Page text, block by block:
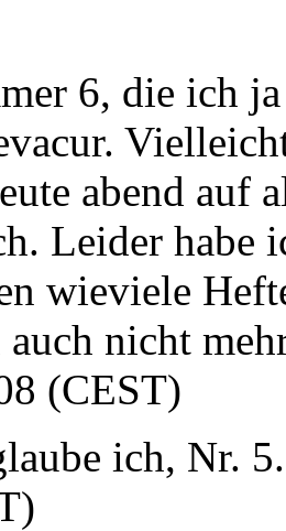
6, die ich
abend auf
Leider habe
wieviele
nicht
(CEST)
ich, Nr.